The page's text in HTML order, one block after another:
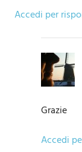
Accedi per
Grazie
Accedi